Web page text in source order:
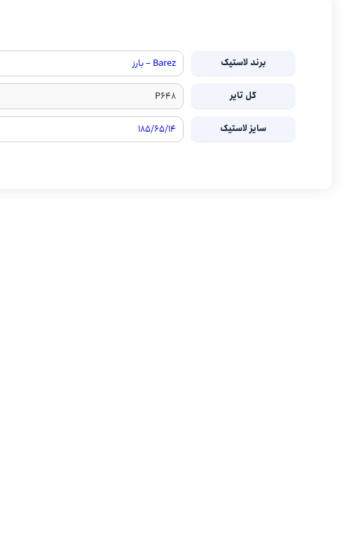
برند لاستیک Barez – بارز
گل تایر P648
سایز لاستیک ۱۸۵/۶۵/۱۴